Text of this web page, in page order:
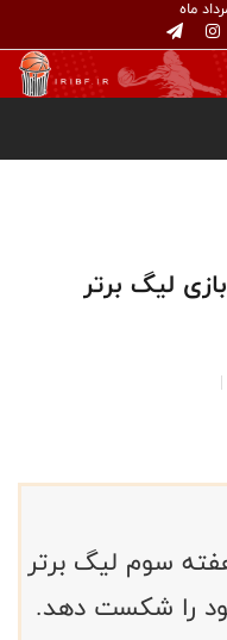
ماه
لیگ برتر
سوم ليگ برتر
را شكست دهد.